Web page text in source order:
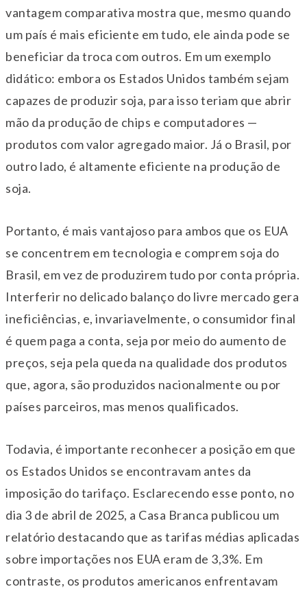
vantagem comparativa mostra que, mesmo quando
um país é mais eficiente em tudo, ele ainda pode se
beneficiar da troca com outros. Em um exemplo
didático: embora os Estados Unidos também sejam
capazes de produzir soja, para isso teriam que abrir
mão da produção de chips e computadores —
produtos com valor agregado maior. Já o Brasil, por
outro lado, é altamente eficiente na produção de
soja.
Portanto, é mais vantajoso para ambos que os EUA
se concentrem em tecnologia e comprem soja do
Brasil, em vez de produzirem tudo por conta própria.
Interferir no delicado balanço do livre mercado gera
ineficiências, e, invariavelmente, o consumidor final
é quem paga a conta, seja por meio do aumento de
preços, seja pela queda na qualidade dos produtos
que, agora, são produzidos nacionalmente ou por
países parceiros, mas menos qualificados.
Todavia, é importante reconhecer a posição em que
os Estados Unidos se encontravam antes da
imposição do tarifaço. Esclarecendo esse ponto, no
dia 3 de abril de 2025, a Casa Branca publicou um
relatório destacando que as tarifas médias aplicadas
sobre importações nos EUA eram de 3,3%. Em
contraste, os produtos americanos enfrentavam